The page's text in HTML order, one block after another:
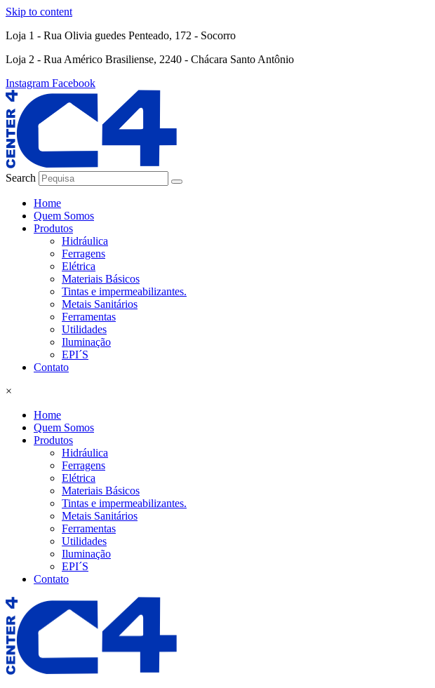
Skip to content
Loja 1 - Rua Olivia guedes Penteado, 172 - Socorro
Loja 2 - Rua Américo Brasiliense, 2240 - Chácara Santo Antônio
Instagram Facebook
Search
Home
Quem Somos
Produtos
Hidráulica
Ferragens
Elétrica
Materiais Básicos
Tintas e impermeabilizantes.
Metais Sanitários
Ferramentas
Utilidades
Iluminação
EPI´S
Contato
×
Home
Quem Somos
Produtos
Hidráulica
Ferragens
Elétrica
Materiais Básicos
Tintas e impermeabilizantes.
Metais Sanitários
Ferramentas
Utilidades
Iluminação
EPI´S
Contato